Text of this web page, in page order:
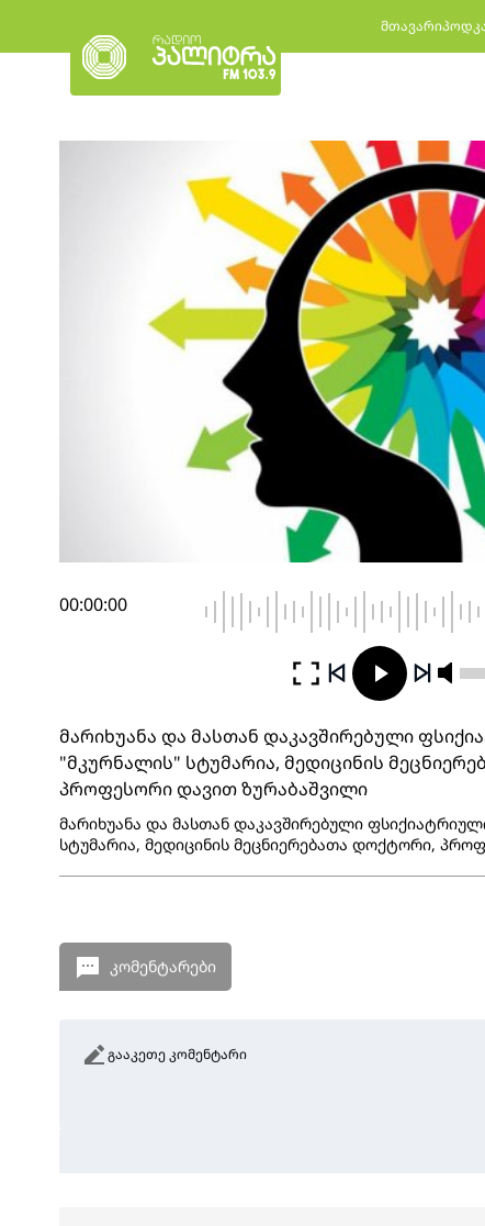
მთავარი
00:00:00
მარიხუანა და მასთან დაკავშირებული
"მკურნალის" სტუმარია, მედიცინის
პროფესორი დავით ზურაბაშვილი
მარიხუანა და მასთან დაკავშირებული
სტუმარია, მედიცინის მეცნიერებათა დოქტორი,
კომენტარები
გააკეთე კომენტარი